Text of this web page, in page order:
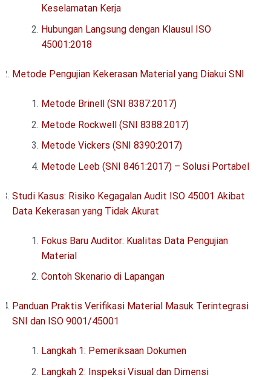
Keselamatan Kerja
Hubungan Langsung dengan Klausul ISO
45001:2018
Metode Pengujian Kekerasan Material yang Diakui SNI
Metode Brinell (SNI 8387:2017)
Metode Rockwell (SNI 8388:2017)
Metode Vickers (SNI 8390:2017)
Metode Leeb (SNI 8461:2017) – Solusi Portabel
Studi Kasus: Risiko Kegagalan Audit ISO 45001 Akibat
Data Kekerasan yang Tidak Akurat
Fokus Baru Auditor: Kualitas Data Pengujian
Material
Contoh Skenario di Lapangan
Panduan Praktis Verifikasi Material Masuk Terintegrasi
SNI dan ISO 9001/45001
Langkah 1: Pemeriksaan Dokumen
Langkah 2: Inspeksi Visual dan Dimensi